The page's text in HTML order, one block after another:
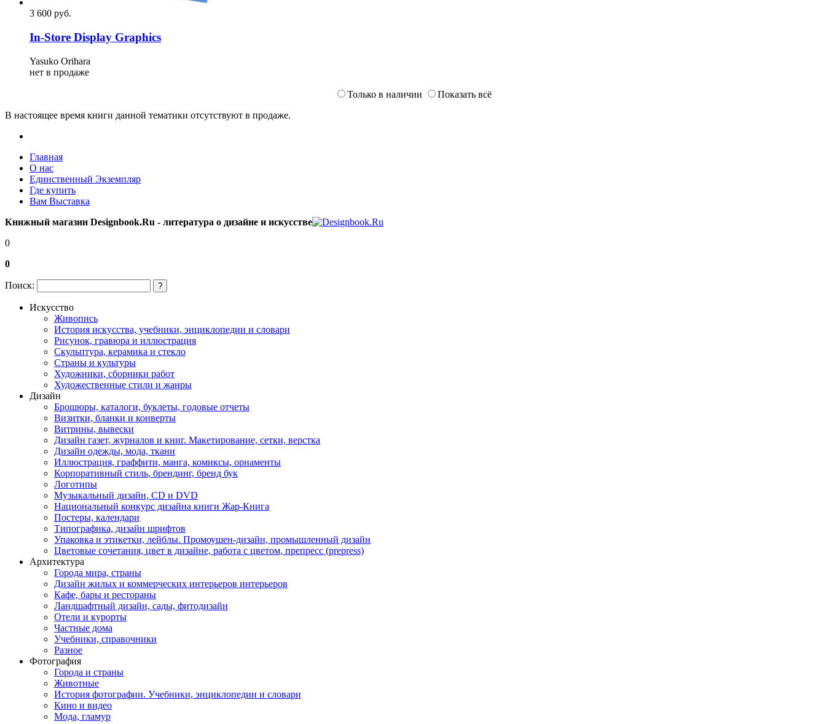
3 600 pуб.
In-Store Display Graphics
Yasuko Orihara
нет в продаже
Только в наличии
Показать всё
В настоящее время книги данной тематики отсутствуют в продаже.
Главная
О нас
Единственный Экземпляр
Где купить
Вам Выставка
Книжный магазин Designbook.Ru - литература о дизайне и искусстве
0
0
Поиск: ?
Искусство
Живопись
История искусства, учебники, энциклопедии и словари
Рисунок, гравюра и иллюстрация
Скульптура, керамика и стекло
Страны и культуры
Художники, сборники работ
Художественные стили и жанры
Дизайн
Брошюры, каталоги, буклеты, годовые отчеты
Визитки, бланки и конверты
Витрины, вывески
Дизайн газет, журналов и книг. Макетирование, сетки, верстка
Дизайн одежды, мода, ткани
Иллюстрация, граффити, манга, комиксы, орнаменты
Корпоративный стиль, брендинг, бренд бук
Логотипы
Музыкальный дизайн, СD и DVD
Национальный конкурс дизайна книги Жар-Книга
Постеры, календари
Типографика, дизайн шрифтов
Упаковка и этикетки, лейблы. Промоушен-дизайн, промышленный дизайн
Цветовые сочетания, цвет в дизайне, работа с цветом, препресс (prepress)
Архитектура
Города мира, страны
Дизайн жилых и коммерческих интерьеров интерьеров
Кафе, бары и рестораны
Ландшафтный дизайн, сады, фитодизайн
Отели и курорты
Частные дома
Учебники, справочники
Разное
Фотография
Города и страны
Животные
История фотографии. Учебники, энциклопедии и словари
Кино и видео
Мода, гламур